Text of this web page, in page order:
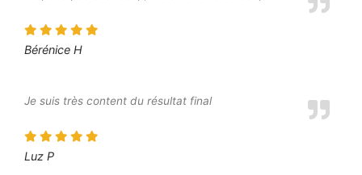
Bérénice H
Je suis très content du résultat final
Luz P